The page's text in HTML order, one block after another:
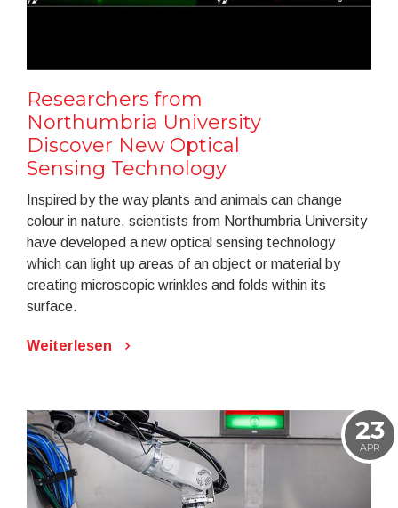
Researchers from
Northumbria University
Discover New Optical
Sensing Technology
Inspired by the way plants and animals can change
colour in nature, scientists from Northumbria University
have developed a new optical sensing technology
which can light up areas of an object or material by
creating microscopic wrinkles and folds within its
surface.
Weiterlesen
23
APR